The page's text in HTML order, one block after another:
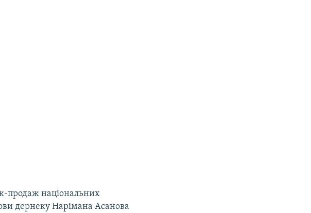
продаж національних
дернеку Нарімана Асанова